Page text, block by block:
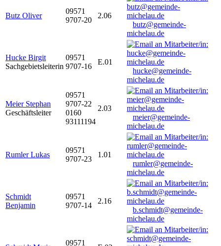
Butz Oliver
09571
9707-20
2.06
butz@gemeinde-
michelau.de
Hucke Birgit
Sachgebietsleiterin
09571
9707-16
E.01
hucke@gemeinde-
michelau.de
Meier Stephan
Geschäftsleiter
09571
9707-22
0160
93111194
2.03
meier@gemeinde-
michelau.de
Rumler Lukas
09571
9707-23
1.01
rumler@gemeinde-
michelau.de
Schmidt
Benjamin
09571
9707-14
2.16
b.schmidt@gemeinde-
michelau.de
09571